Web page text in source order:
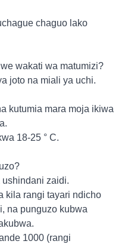
chaguo lako
wakati wa matumizi?
joto na miali ya uchi.
kutumia mara moja ikiwa
18-25 ° C.
ushindani zaidi.
kila rangi tayari ndicho
na punguzo kubwa
1000 (rangi